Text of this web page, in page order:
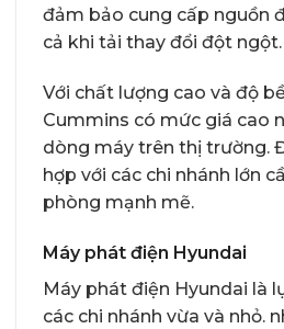
đảm bảo cung cấp nguồn
cả khi tải thay đổi đột ngột.
Với chất lượng cao và độ
Cummins có mức giá cao
dòng máy trên thị trường.
hợp với các chi nhánh lớn
phòng mạnh mẽ.
Máy phát điện Hyundai
Máy phát điện Hyundai là
các chi nhánh vừa và nhỏ.